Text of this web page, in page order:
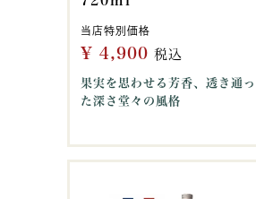
当店特別価格
¥ 4,900 税込
果実を思わせる芳香、透き通っ
た深さ堂々の風格